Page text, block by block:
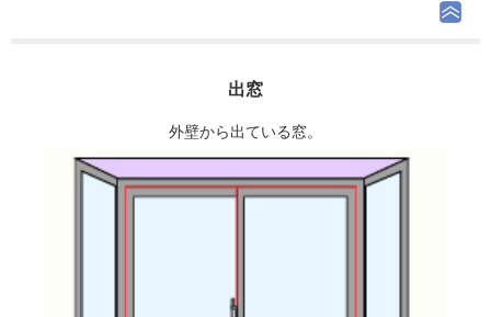
出窓
外壁から出ている窓。